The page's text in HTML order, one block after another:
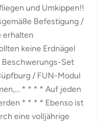
und Umkippen!!
Befestigung /
erhalten
keine Erdnägel
Beschwerungs-Set
/ FUN-Modul
* * * * Auf jeden
* * * * Ebenso ist
eine volljährige